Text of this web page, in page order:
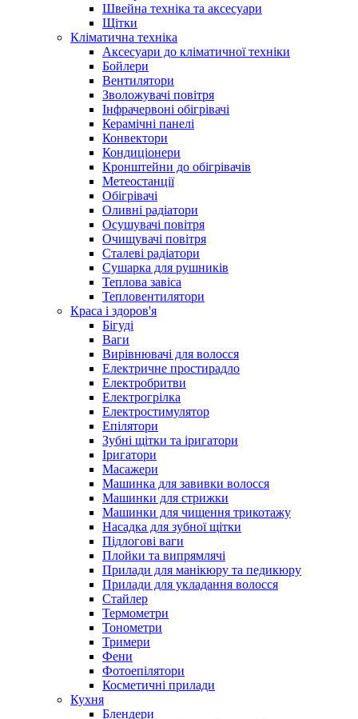
Швейна техніка та аксесуари
Щітки
Кліматична техніка
Аксесуари до кліматичної техніки
Бойлери
Вентилятори
Зволожувачі повітря
Інфрачервоні обігрівачі
Керамічні панелі
Конвектори
Кондиціонери
Кронштейни до обігрівачів
Метеостанції
Обігрівачі
Оливні радіатори
Осушувачі повітря
Очищувачі повітря
Сталеві радіатори
Сушарка для рушників
Теплова завіса
Тепловентилятори
Краса і здоров'я
Бігуді
Ваги
Вирівнювачі для волосся
Електричне простирадло
Електробритви
Електрогрілка
Електростимулятор
Епілятори
Зубні щітки та іригатори
Іригатори
Масажери
Машинка для завивки волосся
Машинки для стрижки
Машинки для чищення трикотажу
Насадка для зубної щітки
Підлогові ваги
Плойки та випрямлячі
Прилади для манікюру та педикюру
Прилади для укладання волосся
Стайлер
Термометри
Тонометри
Тримери
Фени
Фотоепілятори
Косметичні прилади
Кухня
Блендери